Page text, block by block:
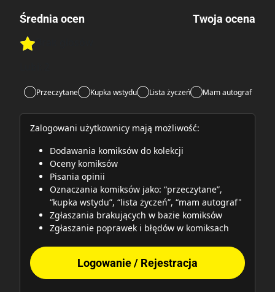
Średnia ocen
Rate this item:
Twoja ocena
Przeczytane Kupka wstydu Lista życzeń Mam autograf
Zalogowani użytkownicy mają możliwość:
Dodawania komiksów do kolekcji
Oceny komiksów
Pisania opinii
Oznaczania komiksów jako: “przeczytane”,
“kupka wstydu”, “lista życzeń”, “mam autograf"
Zgłaszania brakujących w bazie komiksów
Zgłaszanie poprawek i błędów w komiksach
Logowanie / Rejestracja